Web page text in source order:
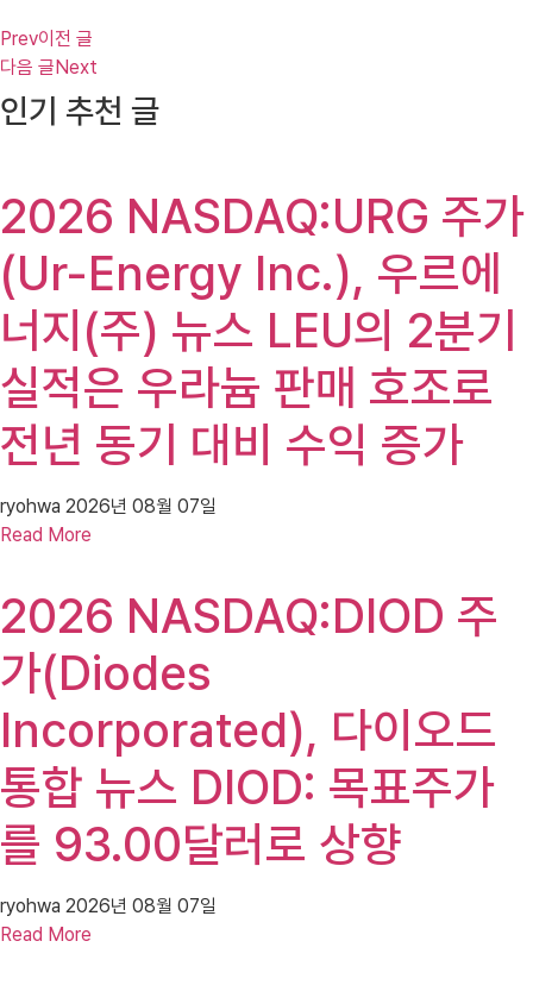
Prev이전 글
다음 글Next
인기 추천 글
2026 NASDAQ:URG 주가
(Ur-Energy Inc.), 우르에
너지(주) 뉴스 LEU의 2분기
실적은 우라늄 판매 호조로
전년 동기 대비 수익 증가
ryohwa 2026년 08월 07일
Read More
2026 NASDAQ:DIOD 주
가(Diodes
Incorporated), 다이오드
통합 뉴스 DIOD: 목표주가
를 93.00달러로 상향
ryohwa 2026년 08월 07일
Read More